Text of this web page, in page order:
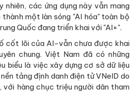
nhiên, các ứng dụng này vẫn mang
một làn sóng "AI hóa" toàn bộ
Quốc đang triển khai với "AI+".
cốt lõi của AI-vẫn chưa được khai
chung. Việt Nam đã có những
biểu là việc xây dựng cơ sở dữ liệu
tảng định danh điện tử VNeID do
với hàng chục triệu người dân tham